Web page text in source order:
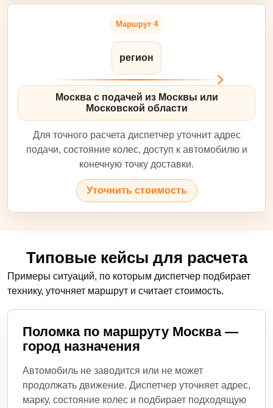
Маршрут 4
регион
Москва с подачей из Москвы или
Московской области
Для точного расчета диспетчер уточнит адрес
подачи, состояние колес, доступ к автомобилю и
конечную точку доставки.
Уточнить стоимость
Типовые кейсы для расчета
Примеры ситуаций, по которым диспетчер подбирает
технику, уточняет маршрут и считает стоимость.
Поломка по маршруту Москва —
город назначения
Автомобиль не заводится или не может
продолжать движение. Диспетчер уточняет адрес,
марку, состояние колес и подбирает подходящую